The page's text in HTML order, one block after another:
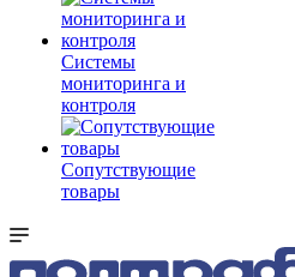
Системы
мониторинга и
контроля
Сопутствующие
товары